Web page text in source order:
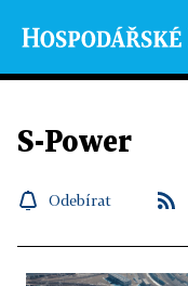
S-Power
Odebírat